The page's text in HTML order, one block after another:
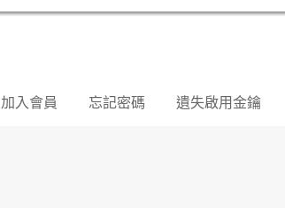
加入會員 忘記密碼 遺失啟用金鑰